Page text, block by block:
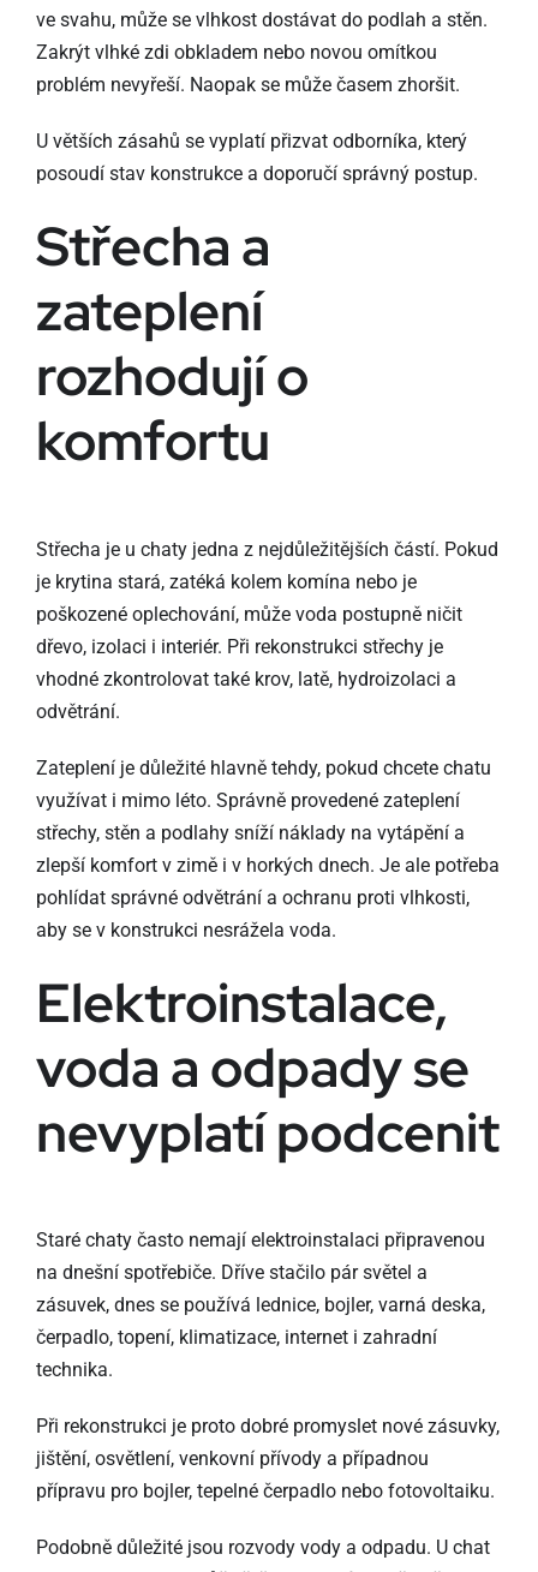
ve svahu, může se vlhkost dostávat do podlah a stěn.
Zakrýt vlhké zdi obkladem nebo novou omítkou
problém nevyřeší. Naopak se může časem zhoršit.
U větších zásahů se vyplatí přizvat odborníka, který
posoudí stav konstrukce a doporučí správný postup.
Střecha a
zateplení
rozhodují o
komfortu
Střecha je u chaty jedna z nejdůležitějších částí. Pokud
je krytina stará, zatéká kolem komína nebo je
poškozené oplechování, může voda postupně ničit
dřevo, izolaci i interiér. Při rekonstrukci střechy je
vhodné zkontrolovat také krov, latě, hydroizolaci a
odvětrání.
Zateplení je důležité hlavně tehdy, pokud chcete chatu
využívat i mimo léto. Správně provedené zateplení
střechy, stěn a podlahy sníží náklady na vytápění a
zlepší komfort v zimě i v horkých dnech. Je ale potřeba
pohlídat správné odvětrání a ochranu proti vlhkosti,
aby se v konstrukci nesrážela voda.
Elektroinstalace,
voda a odpady se
nevyplatí podcenit
Staré chaty často nemají elektroinstalaci připravenou
na dnešní spotřebiče. Dříve stačilo pár světel a
zásuvek, dnes se používá lednice, bojler, varná deska,
čerpadlo, topení, klimatizace, internet i zahradní
technika.
Při rekonstrukci je proto dobré promyslet nové zásuvky,
jištění, osvětlení, venkovní přívody a případnou
přípravu pro bojler, tepelné čerpadlo nebo fotovoltaiku.
Podobně důležité jsou rozvody vody a odpadu. U chat